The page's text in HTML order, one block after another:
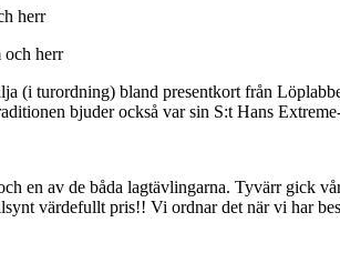
herr
och herr
(i turordning) bland presentkort från
bjuder också var sin S:t Hans
en av de båda lagtävlingarna. Tyvärr gick
värdefullt pris!! Vi ordnar det när vi har